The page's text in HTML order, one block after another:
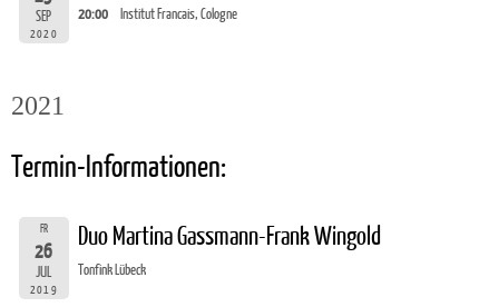
SEP
2020
20:00 Institut Francais, Cologne
2021
Termin-Informationen:
FR
26
JUL
2019
Duo Martina Gassmann-Frank Wingold
Tonfink Lübeck